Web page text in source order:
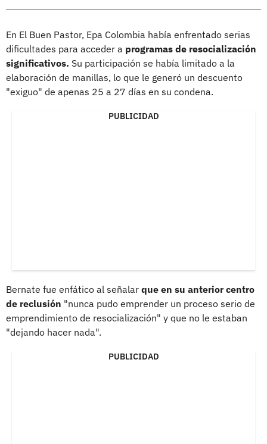
En El Buen Pastor, Epa Colombia había enfrentado serias
dificultades para acceder a programas de resocialización
significativos. Su participación se había limitado a la
elaboración de manillas, lo que le generó un descuento
"exiguo" de apenas 25 a 27 días en su condena.
PUBLICIDAD
Bernate fue enfático al señalar que en su anterior centro
de reclusión "nunca pudo emprender un proceso serio de
emprendimiento de resocialización" y que no le estaban
"dejando hacer nada".
PUBLICIDAD